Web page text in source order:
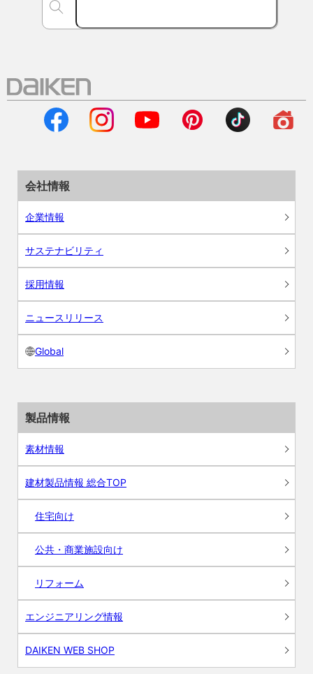
会社情報
企業情報
サステナビリティ
採用情報
ニュースリリース
Global
製品情報
素材情報
建材製品情報 総合TOP
住宅向け
公共・商業施設向け
リフォーム
エンジニアリング情報
DAIKEN WEB SHOP